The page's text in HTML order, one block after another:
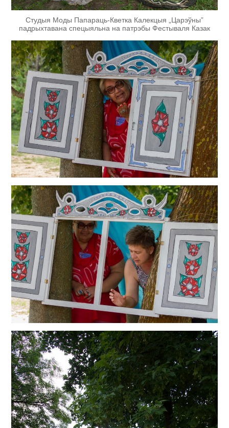
Студыя Моды Папараць-Кветка Калекцыя „Царэўны”
падрыхтавана спецыяльна на патрэбы Фестываля Казак